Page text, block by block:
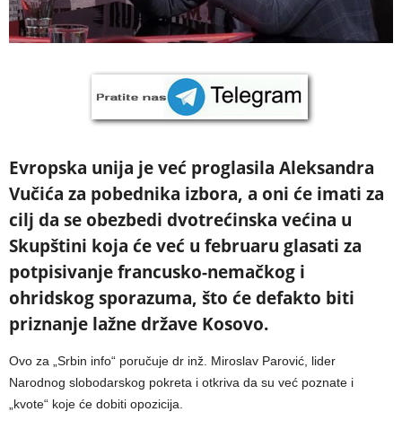
Evropska unija je već proglasila Aleksandra
Vučića za pobednika izbora, a oni će imati za
cilj da se obezbedi dvotrećinska većina u
Skupštini koja će već u februaru glasati za
potpisivanje francusko-nemačkog i
ohridskog sporazuma, što će defakto biti
priznanje lažne države Kosovo.
Ovo za „Srbin info“ poručuje dr inž. Miroslav Parović, lider
Narodnog slobodarskog pokreta i otkriva da su već poznate i
„kvote“ koje će dobiti opozicija.